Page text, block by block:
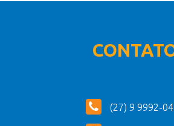
(27) 9 9992-